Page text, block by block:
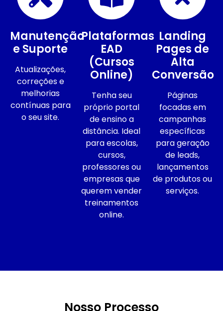
Manutenção
e Suporte
Atualizações,
correções e
melhorias
contínuas para
o seu site.
Plataformas
EAD
(Cursos
Online)
Tenha seu
próprio portal
de ensino a
distância. Ideal
para escolas,
cursos,
professores ou
empresas que
querem vender
treinamentos
online.
Landing
Pages de
Alta
Conversão
Páginas
focadas em
campanhas
específicas
para geração
de leads,
lançamentos
de produtos ou
serviços.
Nosso Processo